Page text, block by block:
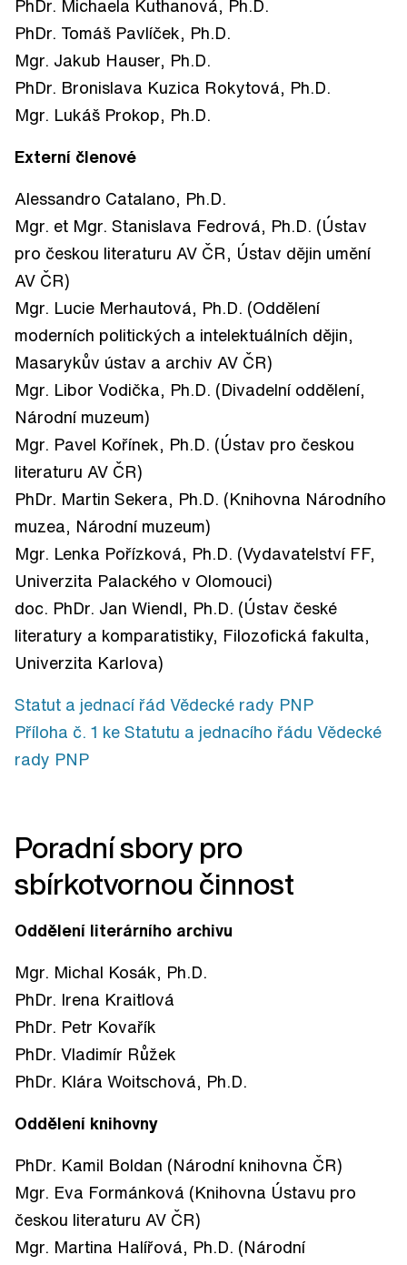
PhDr. Michaela Kuthanová, Ph.D.
PhDr. Tomáš Pavlíček, Ph.D.
Mgr. Jakub Hauser, Ph.D.
PhDr. Bronislava Kuzica Rokytová, Ph.D.
Mgr. Lukáš Prokop, Ph.D.
Externí členové
Alessandro Catalano, Ph.D.
Mgr. et Mgr. Stanislava Fedrová, Ph.D. (Ústav
pro českou literaturu AV ČR, Ústav dějin umění
AV ČR)
Mgr. Lucie Merhautová, Ph.D. (Oddělení
moderních politických a intelektuálních dějin,
Masarykův ústav a archiv AV ČR)
Mgr. Libor Vodička, Ph.D. (Divadelní oddělení,
Národní muzeum)
Mgr. Pavel Kořínek, Ph.D. (Ústav pro českou
literaturu AV ČR)
PhDr. Martin Sekera, Ph.D. (Knihovna Národního
muzea, Národní muzeum)
Mgr. Lenka Pořízková, Ph.D. (Vydavatelství FF,
Univerzita Palackého v Olomouci)
doc. PhDr. Jan Wiendl, Ph.D. (Ústav české
literatury a komparatistiky, Filozofická fakulta,
Univerzita Karlova)
Statut a jednací řád Vědecké rady PNP
Příloha č. 1 ke Statutu a jednacího řádu Vědecké
rady PNP
Poradní sbory pro
sbírkotvornou činnost
Oddělení literárního archivu
Mgr. Michal Kosák, Ph.D.
PhDr. Irena Kraitlová
PhDr. Petr Kovařík
PhDr. Vladimír Růžek
PhDr. Klára Woitschová, Ph.D.
Oddělení knihovny
PhDr. Kamil Boldan (Národní knihovna ČR)
Mgr. Eva Formánková (Knihovna Ústavu pro
českou literaturu AV ČR)
Mgr. Martina Halířová, Ph.D. (Národní